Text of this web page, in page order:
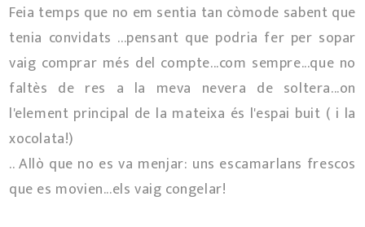
Feia temps que no em sentia tan còmode sabent que
tenia convidats ...pensant que podria fer per sopar
vaig comprar més del compte...com sempre...que no
faltès de res a la meva nevera de soltera...on
l'element principal de la mateixa és l'espai buit ( i la
xocolata!)
.. Allò que no es va menjar: uns escamarlans frescos
que es movien...els vaig congelar!